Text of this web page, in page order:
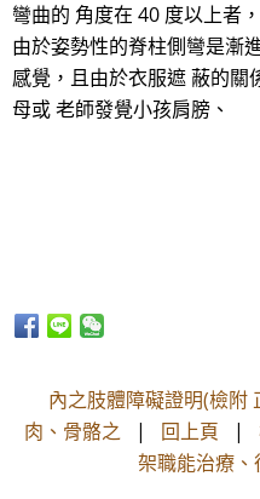
彎曲的 角度在 40 度以上者
由於姿勢性的脊柱側彎是漸
感覺，且由於衣服遮 蔽的關
母或 老師發覺小孩肩膀、
內之肢體障礙證明(檢附
肉、骨骼之 | 回上頁 |
架職能治療